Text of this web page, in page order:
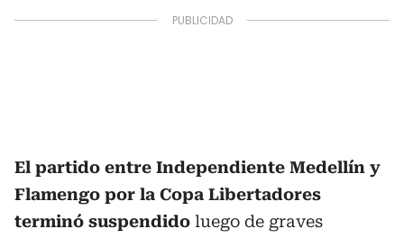
El partido entre Independiente Medellín y
Flamengo por la Copa Libertadores
terminó suspendido luego de graves